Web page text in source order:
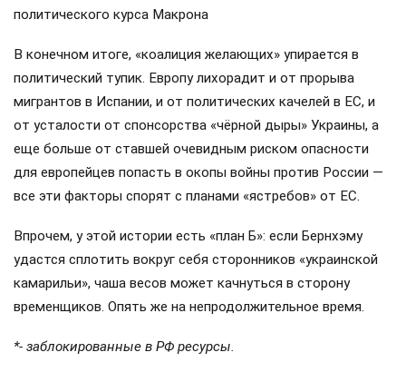
политического курса Макрона
В конечном итоге, «коалиция желающих» упирается в
политический тупик. Европу лихорадит и от прорыва
мигрантов в Испании, и от политических качелей в ЕС, и
от усталости от спонсорства «чёрной дыры» Украины, а
еще больше от ставшей очевидным риском опасности
для европейцев попасть в окопы войны против России —
все эти факторы спорят с планами «ястребов» от ЕС.
Впрочем, у этой истории есть «план Б»: если Бернхэму
удастся сплотить вокруг себя сторонников «украинской
камарильи», чаша весов может качнуться в сторону
временщиков. Опять же на непродолжительное время.
*- заблокированные в РФ ресурсы.